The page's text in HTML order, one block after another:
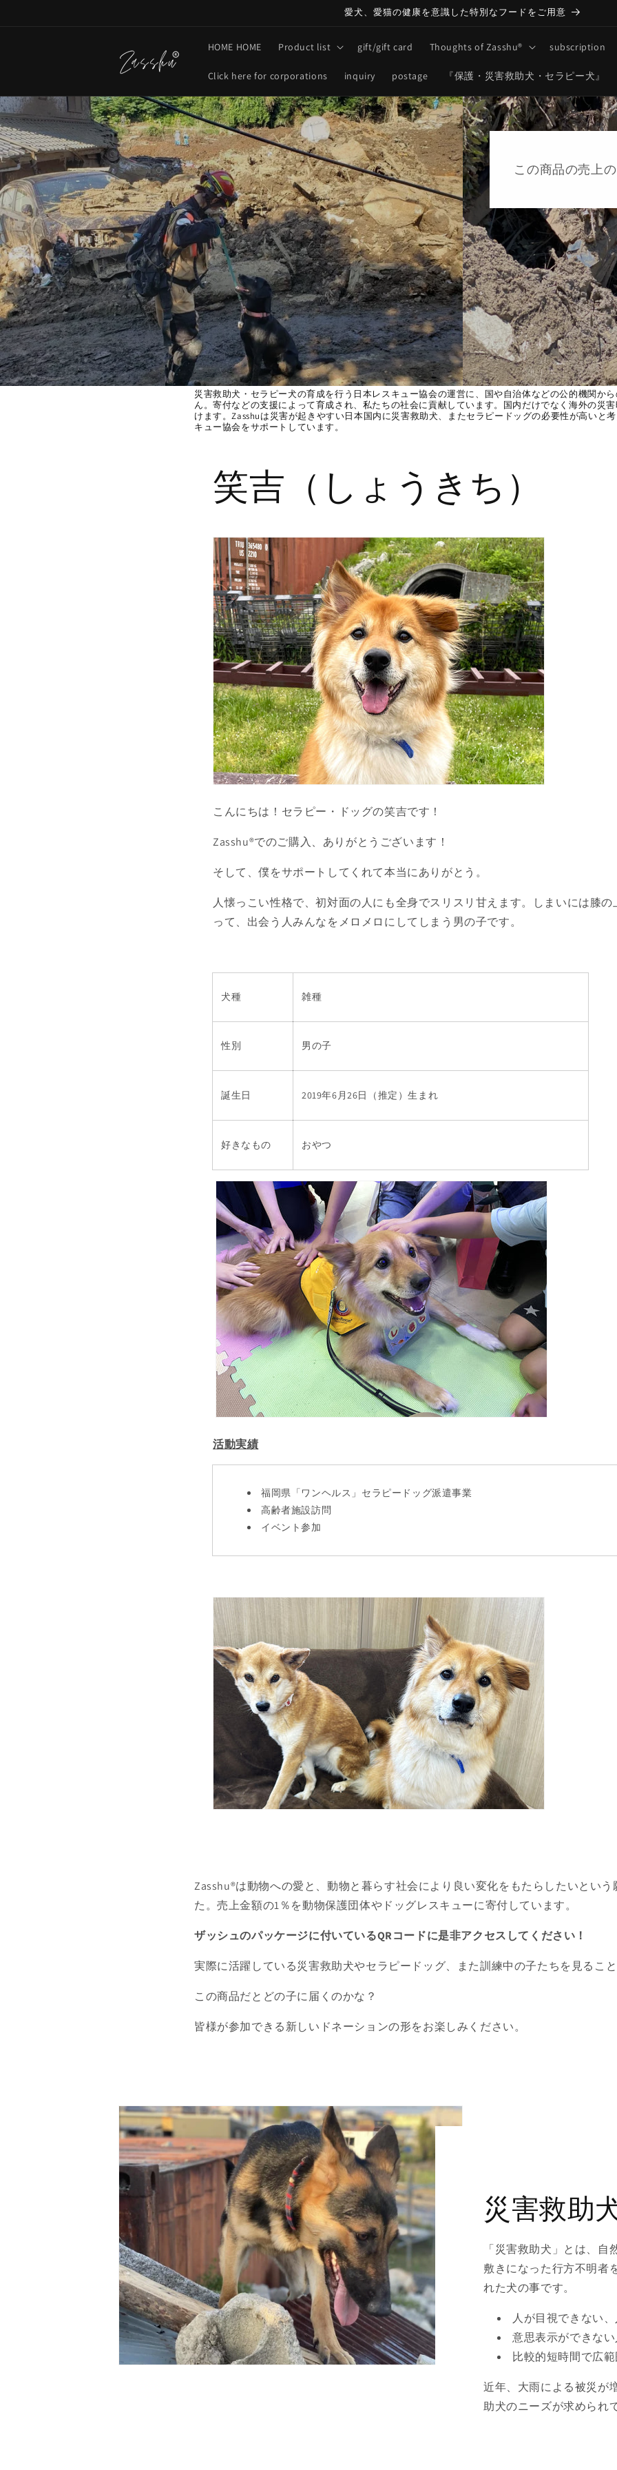
愛犬、愛猫の健康を意識した特別なフードをご用意
HOME HOME Product list gift/gift card Thoughts of Zasshu® subscription
Click here for corporations inquiry postage 『保護・災害救助犬・セラピー犬』
この商品の売上
災害救助犬・セラピー犬の育成を行う日本レスキュー協会の運営に、国や自治体などの公的機関か
ん。寄付などの支援によって育成され、私たちの社会に貢献しています。国内だけでなく海外の災
けます。Zasshuは災害が起きやすい日本国内に災害救助犬、またセラピードッグの必要性が高いと
キュー協会をサポートしています。
笑吉（しょうきち）
こんにちは！セラピー・ドッグの笑吉です！
Zasshu®でのご購入、ありがとうございます！
そして、僕をサポートしてくれて本当にありがとう。
人懐っこい性格で、初対面の人にも全身でスリスリ甘えます。しまいには膝
って、出会う人みんなをメロメロにしてしまう男の子です。
犬種 雑種
性別 男の子
誕生日 2019年6月26日（推定）生まれ
好きなもの おやつ
活動実績
福岡県「ワンヘルス」セラピードッグ派遣事業
高齢者施設訪問
イベント参加
Zasshu®は動物への愛と、動物と暮らす社会により良い変化をもたらしたいという
た。売上金額の1％を動物保護団体やドッグレスキューに寄付しています。
ザッシュのパッケージに付いているQRコードに是非アクセスしてください！
実際に活躍している災害救助犬やセラピードッグ、また訓練中の子たちを見ること
この商品だとどの子に届くのかな？
皆様が参加できる新しいドネーションの形をお楽しみください。
災害救助
「災害救助犬」とは、
敷きになった行方不明者
れた犬の事です。
人が目視できない
意思表示ができな
比較的短時間で広
近年、大雨による被災が
助犬のニーズが求められ